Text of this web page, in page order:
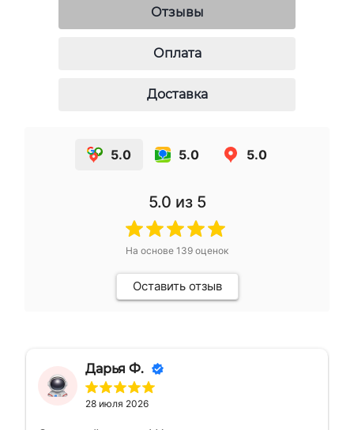
Отзывы
Оплата
Доставка
5.0 5.0 5.0
5.0 из 5
На основе 139 оценок
Оставить отзыв
Дарья Ф.
28 июля 2026